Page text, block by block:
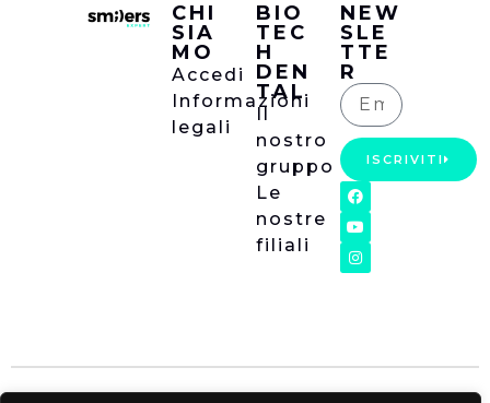
CHI
SIA
MO
Accedi
Informazioni
legali
BIO
TEC
H
DEN
TAL
nostro
gruppo
Le
nostre
filiali
NEW
SLE
TTE
R
ISCRIVITI